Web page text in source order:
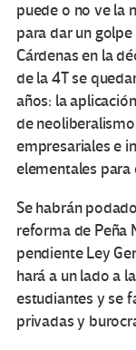
puede o no ve la
para dar un
Cárdenas en la
de la 4T se
años: la
de
empresariales e
elementales para
Se habrán
reforma de Peña
pendiente Ley
hará a un lado a
estudiantes y se
privadas y